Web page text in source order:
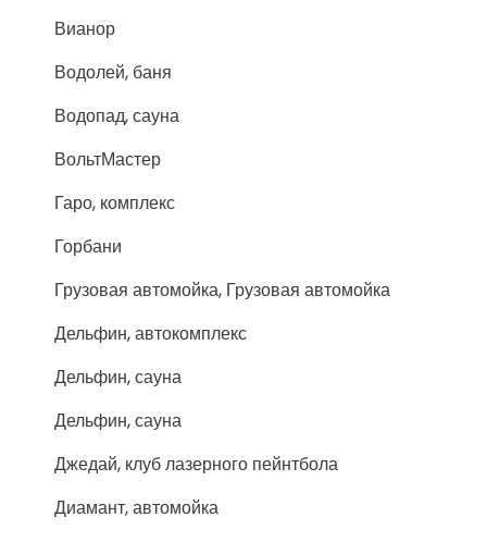
Вианор
Водолей, баня
Водопад, сауна
ВольтМастер
Гаро, комплекс
Горбани
Грузовая автомойка, Грузовая автомойка
Дельфин, автокомплекс
Дельфин, сауна
Дельфин, сауна
Джедай, клуб лазерного пейнтбола
Диамант, автомойка